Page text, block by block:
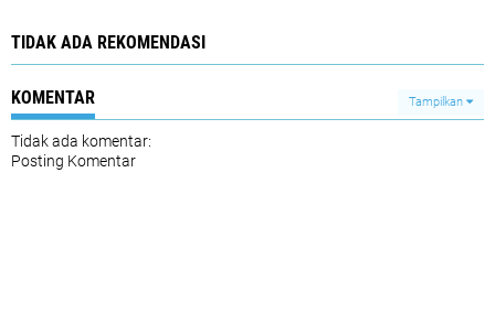
TIDAK ADA REKOMENDASI
KOMENTAR Tampilkan
Tidak ada komentar:
Posting Komentar